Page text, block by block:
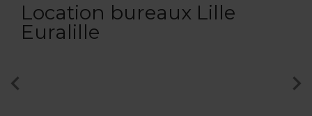
Location bureaux Lille
Euralille